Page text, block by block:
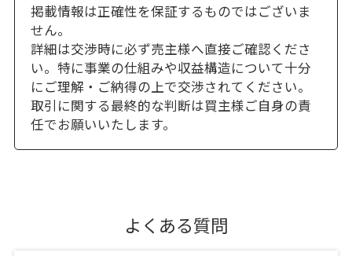
掲載情報は正確性を保証するものではございま
せん。
詳細は交渉時に必ず売主様へ直接ご確認くださ
い。特に事業の仕組みや収益構造について十分
にご理解・ご納得の上で交渉されてください。
取引に関する最終的な判断は買主様ご自身の責
任でお願いいたします。
よくある質問